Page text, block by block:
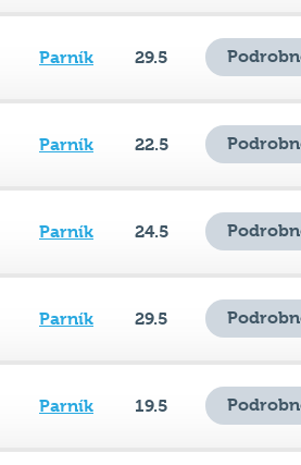
Parník 29.5
Parník 22.5
Parník 24.5
Parník 29.5
Parník 19.5